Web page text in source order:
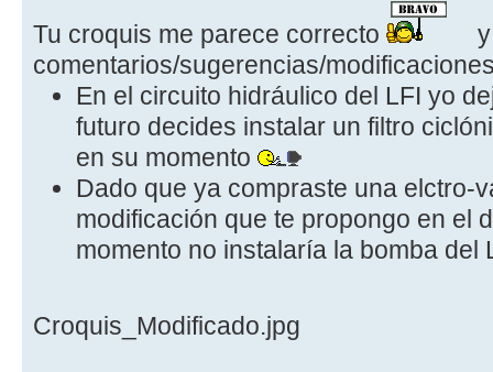
Tu croquis me parece correcto
comentarios/sugerencias/
En el circuito hidráulico del LFI yo
futuro decides instalar un filtro
en su momento
Dado que ya compraste una elctro-
modificación que te propongo en el
momento no instalaría la bomba del
Croquis_Modificado.jpg